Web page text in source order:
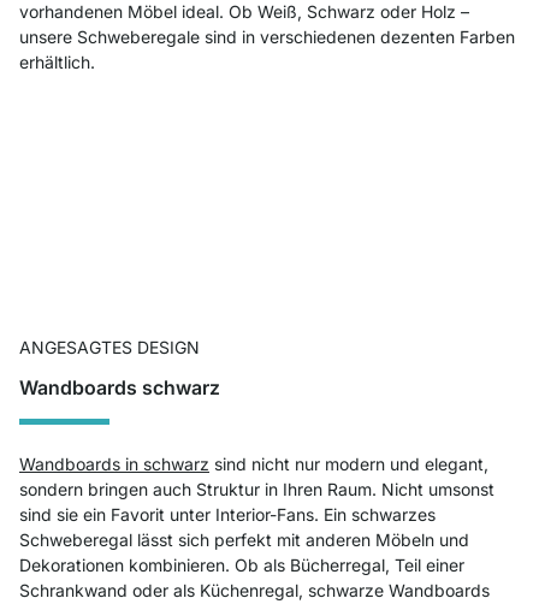
vorhandenen Möbel ideal. Ob Weiß, Schwarz oder Holz –
unsere Schweberegale sind in verschiedenen dezenten Farben
erhältlich.
ANGESAGTES DESIGN
Wandboards schwarz
Wandboards in schwarz sind nicht nur modern und elegant,
sondern bringen auch Struktur in Ihren Raum. Nicht umsonst
sind sie ein Favorit unter Interior-Fans. Ein schwarzes
Schweberegal lässt sich perfekt mit anderen Möbeln und
Dekorationen kombinieren. Ob als Bücherregal, Teil einer
Schrankwand oder als Küchenregal, schwarze Wandboards